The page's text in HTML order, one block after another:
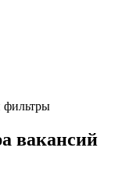
фильтры
вакансий